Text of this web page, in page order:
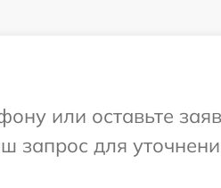
или оставьте
запрос для